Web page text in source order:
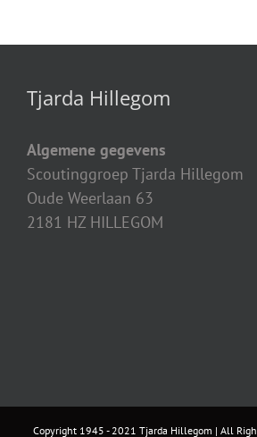
Tjarda Hillegom
Algemene gegevens
Scoutinggroep Tjarda Hillegom
Oude Weerlaan 63
2181 HZ HILLEGOM
Copyright 1945 - 2021 Tjarda Hillegom | All